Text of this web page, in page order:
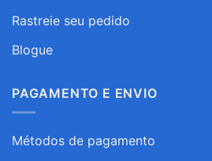
Rastreie seu pedido
Blogue
PAGAMENTO E ENVIO
Métodos de pagamento